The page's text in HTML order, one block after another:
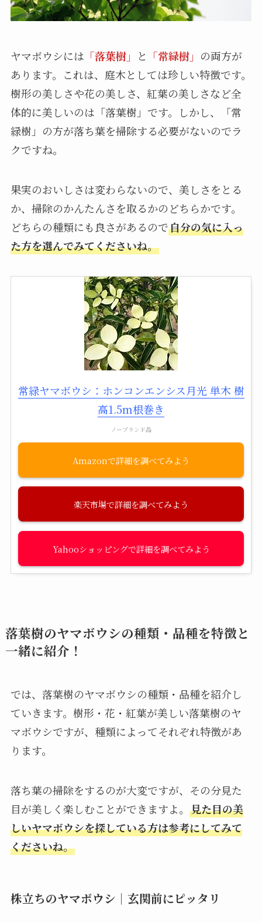
ヤマボウシには 「落葉樹」 と 「常緑樹」 の両方が
あります。これは、庭木としては珍しい特徴です。
樹形の美しさや花の美しさ、紅葉の美しさなど全
体的に美しいのは「落葉樹」です。しかし、「常
緑樹」の方が落ち葉を掃除する必要がないのでラ
クですね。
果実のおいしさは変わらないので、美しさをとる
か、掃除のかんたんさを取るかのどちらかです。
どちらの種類にも良さがあるので自分の気に入っ
た方を選んでみてくださいね。
常緑ヤマボウシ：ホンコンエンシス月光 単木 樹
高1.5m根巻き
ノーブランド品
Amazon
楽天市場
Yahooショッピング
落葉樹のヤマボウシの種類・品種を特徴と
一緒に紹介！
では、落葉樹のヤマボウシの種類・品種を紹介し
ていきます。樹形・花・紅葉が美しい落葉樹のヤ
マボウシですが、種類によってそれぞれ特徴があ
ります。
落ち葉の掃除をするのが大変ですが、その分見た
目が美しく楽しむことができますよ。 見た目の美
しいヤマボウシを探している方は参考にしてみて
くださいね。
株立ちのヤマボウシ｜玄関前にピッタリ